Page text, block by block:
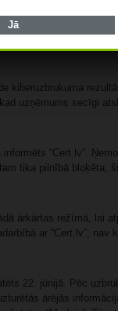
varētu būt skarti
kiberuzbrukuma
uzņēmums secīgi
“Cert.lv”.
tika pilnībā bloķēta,
ārkārtas režīmā, lai
ar “Cert.lv”, nav
22. jūnijā. Pēc
ārējās
Jā